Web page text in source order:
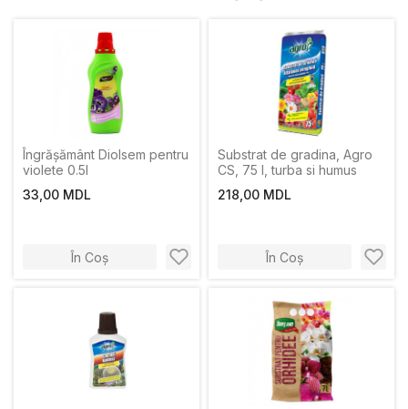
Îngrășământ Diolsem pentru
violete 0.5l
33,00 MDL
În Coș
Substrat de gradina, Agro
CS, 75 l, turba si humus
218,00 MDL
În Coș